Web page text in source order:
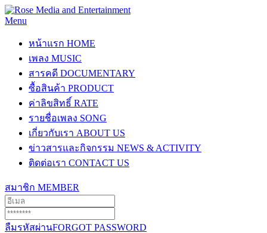
Menu
หน้าแรก HOME
เพลง MUSIC
สารคดี DOCUMENTARY
ซื้อสินค้า PRODUCT
ค่าลิขสิทธิ์ RATE
รายชื่อเพลง SONG
เกี่ยวกับเรา ABOUT US
ข่าวสารและกิจกรรม NEWS & ACTIVITY
ติดต่อเรา CONTACT US
สมาชิก MEMBER
ลืมรหัสผ่านFORGOT PASSWORD